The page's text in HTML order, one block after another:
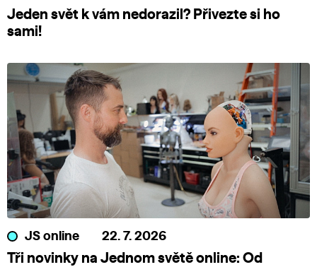
Jeden svět k vám nedorazil? Přivezte si ho
sami!
JS online 22. 7. 2026
Tři novinky na Jednom světě online: Od